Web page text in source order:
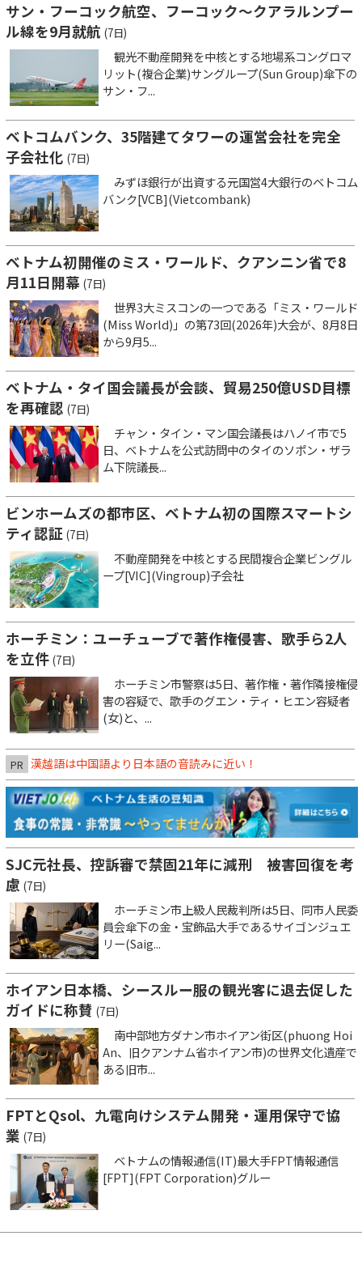
サン・フーコック航空、フーコック～クアラルンプー
ル線を9月就航 (7日)
観光不動産開発を中核とする地場系コングロマ
リット(複合企業)サングループ(Sun Group)傘下の
サン・フ...
ベトコムバンク、35階建てタワーの運営会社を完全
子会社化 (7日)
みずほ銀行が出資する元国営4大銀行のベトコム
バンク[VCB](Vietcombank)
ベトナム初開催のミス・ワールド、クアンニン省で8
月11日開幕 (7日)
世界3大ミスコンの一つである「ミス・ワールド
(Miss World)」の第73回(2026年)大会が、8月8日
から9月5...
ベトナム・タイ国会議長が会談、貿易250億USD目標
を再確認 (7日)
チャン・タイン・マン国会議長はハノイ市で5
日、ベトナムを公式訪問中のタイのソポン・ザラ
ム下院議長...
ビンホームズの都市区、ベトナム初の国際スマートシ
ティ認証 (7日)
不動産開発を中核とする民間複合企業ビングル
ープ[VIC](Vingroup)子会社
ホーチミン：ユーチューブで著作権侵害、歌手ら2人
を立件 (7日)
ホーチミン市警察は5日、著作権・著作隣接権侵
害の容疑で、歌手のグエン・ティ・ヒエン容疑者
(女)と、...
PR 漢越語は中国語より日本語の音読みに近い！
SJC元社長、控訴審で禁固21年に減刑 被害回復を考
慮 (7日)
ホーチミン市上級人民裁判所は5日、同市人民委
員会傘下の金・宝飾品大手であるサイゴンジュエ
リー(Saig...
ホイアン日本橋、シースルー服の観光客に退去促した
ガイドに称賛 (7日)
南中部地方ダナン市ホイアン街区(phuong Hoi
An、旧クアンナム省ホイアン市)の世界文化遺産で
ある旧市...
FPTとQsol、九電向けシステム開発・運用保守で協
業 (7日)
ベトナムの情報通信(IT)最大手FPT情報通信
[FPT](FPT Corporation)グルー